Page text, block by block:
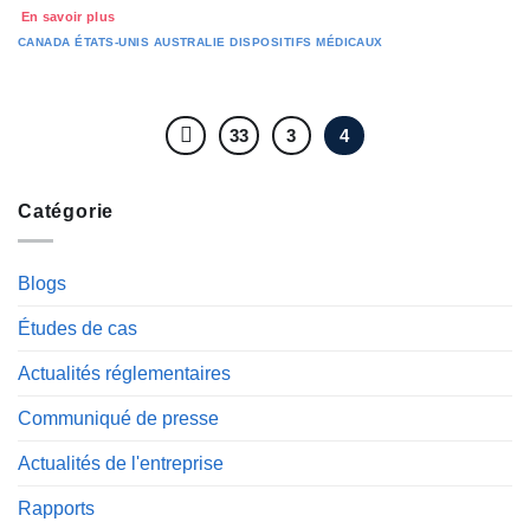
Catégorie
Blogs
Études de cas
Actualités réglementaires
Communiqué de presse
Actualités de l'entreprise
Rapports
En savoir plus
CANADA ÉTATS-UNIS AUSTRALIE DISPOSITIFS MÉDICAUX
33 3 4